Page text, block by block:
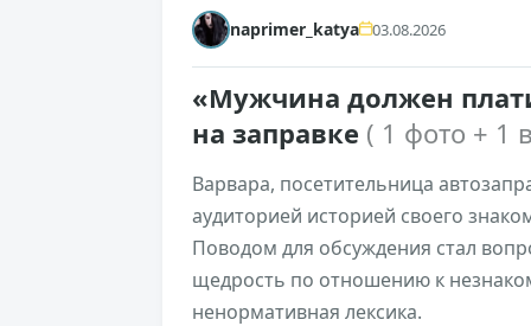
naprimer_katya 03.08.2026
«Мужчина должен
на заправке ( 1 фото + 1
Варвара, посетительница
аудиторией историей своего
Поводом для обсуждения стал
щедрость по отношению к
ненормативная лексика.